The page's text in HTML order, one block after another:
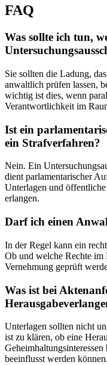
FAQ
Was sollte ich tun,
Sie sollten die Ladung,
anwaltlich prüfen lassen,
wichtig ist dies, wenn
Verantwortlichkeit im
Ist ein
ein Strafverfahren?
Nein. Ein
dient parlamentarischer
Unterlagen und
erlangen.
Darf ich einen
In der Regel kann ein
Ob und welche Rechte im
Vernehmung geprüft
Was ist bei
Unterlagen sollten nicht
ist zu klären, ob eine
beeinflusst werden können.